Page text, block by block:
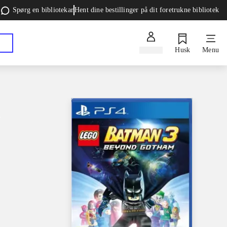
Spørg en bibliotekarHent dine bestillinger på dit foretrukne bibliotek
Husk Menu